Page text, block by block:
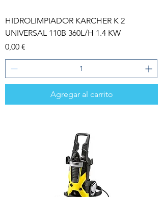
HIDROLIMPIADOR KARCHER K 2
UNIVERSAL 110B 360L/H 1.4 KW
Precio
0,00 €
Agregar al carrito